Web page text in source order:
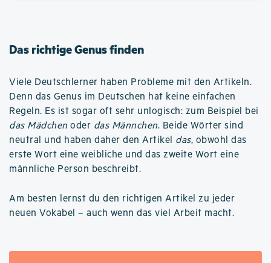
Das richtige Genus finden
Viele Deutschlerner haben Probleme mit den Artikeln.
Denn das Genus im Deutschen hat keine einfachen
Regeln. Es ist sogar oft sehr unlogisch: zum Beispiel bei
das Mädchen oder das Männchen. Beide Wörter sind
neutral und haben daher den Artikel das, obwohl das
erste Wort eine weibliche und das zweite Wort eine
männliche Person beschreibt.
Am besten lernst du den richtigen Artikel zu jeder
neuen Vokabel – auch wenn das viel Arbeit macht.